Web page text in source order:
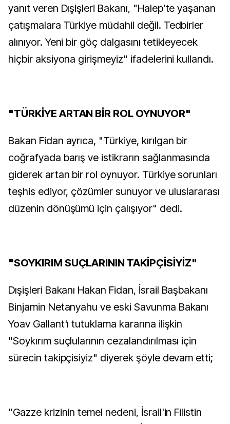
yanıt veren Dışişleri Bakanı, "Halep’te yaşanan
çatışmalara Türkiye müdahil değil. Tedbirler
alınıyor. Yeni bir göç dalgasını tetikleyecek
hiçbir aksiyona girişmeyiz" ifadelerini kullandı.
"TÜRKİYE ARTAN BİR ROL OYNUYOR"
Bakan Fidan ayrıca, "Türkiye, kırılgan bir
coğrafyada barış ve istikrarın sağlanmasında
giderek artan bir rol oynuyor. Türkiye sorunları
teşhis ediyor, çözümler sunuyor ve uluslararası
düzenin dönüşümü için çalışıyor" dedi.
"SOYKIRIM SUÇLARININ TAKİPÇİSİYİZ"
Dışişleri Bakanı Hakan Fidan, İsrail Başbakanı
Binjamin Netanyahu ve eski Savunma Bakanı
Yoav Gallant'ı tutuklama kararına ilişkin
"Soykırım suçlularının cezalandırılması için
sürecin takipçisiyiz" diyerek şöyle devam etti;
"Gazze krizinin temel nedeni, İsrail'in Filistin